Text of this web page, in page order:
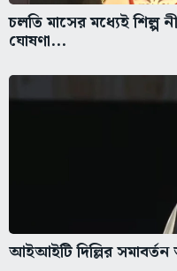
চলতি মাসের মধ্যেই শিল্প
ঘোষণা...
আইআইটি দিল্লির সমাবর্তন